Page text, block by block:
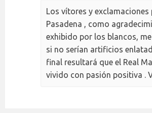
Los vítores y exclamaciones
Pasadena , como
exhibido por los blancos,
si no serían artificios
final resultará que el Real
vivido con pasión positiva .